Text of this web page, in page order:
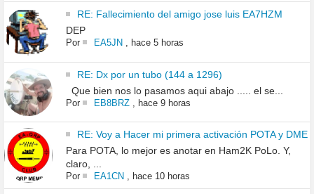
RE: Fallecimiento del amigo jose luis EA7HZM
DEP
Por EA5JN, hace 5 horas
RE: Dx por un tubo (144 a 1296)
Que bien nos lo pasamos aqui abajo ..... el se...
Por EB8BRZ, hace 9 horas
RE: Voy a Hacer mi primera activación POTA y DME
Para POTA, lo mejor es anotar en Ham2K PoLo. Y,
claro, ...
Por EA1CN , hace 10 horas